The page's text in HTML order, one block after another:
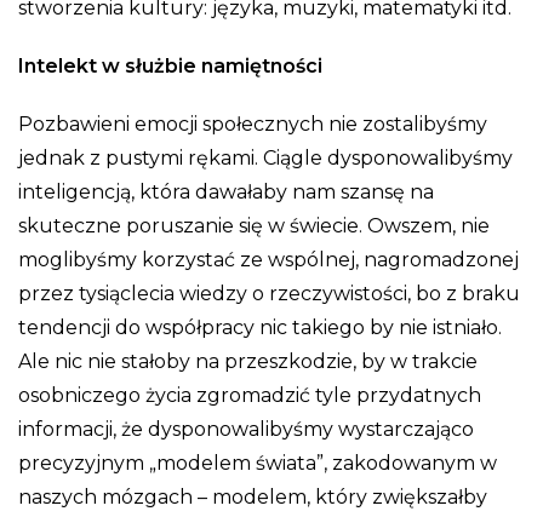
stworzenia kultury: języka, muzyki, matematyki itd.
Intelekt w służbie namiętności
Pozbawieni emocji społecznych nie zostalibyśmy
jednak z pustymi rękami. Ciągle dysponowalibyśmy
inteligencją, która dawałaby nam szansę na
skuteczne poruszanie się w świecie. Owszem, nie
moglibyśmy korzystać ze wspólnej, nagromadzonej
przez tysiąclecia wiedzy o rzeczywistości, bo z braku
tendencji do współpracy nic takiego by nie istniało.
Ale nic nie stałoby na przeszkodzie, by w trakcie
osobniczego życia zgromadzić tyle przydatnych
informacji, że dysponowalibyśmy wystarczająco
precyzyjnym „modelem świata”, zakodowanym w
naszych mózgach – modelem, który zwiększałby